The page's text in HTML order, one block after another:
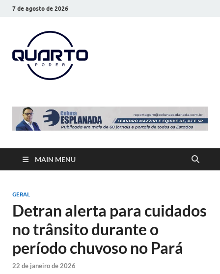
7 de agosto de 2026
MAIN MENU
GERAL
Detran alerta para cuidados
no trânsito durante o
período chuvoso no Pará
22 de janeiro de 2026